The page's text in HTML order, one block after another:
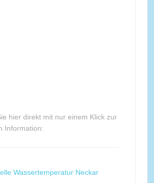
hier direkt mit nur einem Klick zur
Information:
Wassertemperatur Neckar